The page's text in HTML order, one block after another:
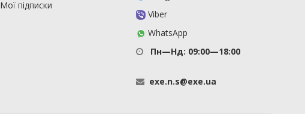
Мої підписки
Viber
WhatsApp
Пн—Нд: 09:00—18:00
exe.n.s@exe.ua